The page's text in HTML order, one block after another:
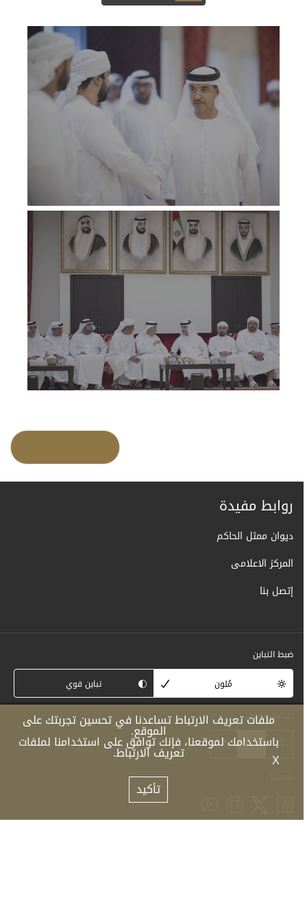
روابط مفيدة
ديوان ممثل الحاكم
المركز الاعلامى
إتصل بنا
ضبط التباين
مُلون
تباين قوي
إعدادات الخط
-
A
A
+
X
ملفات تعريف الارتباط تساعدنا في تحسين تجربتك على
الموقع.
باستخدامك لموقعنا، فإنك توافق على استخدامنا لملفات
تعريف الارتباط.
تأكيد